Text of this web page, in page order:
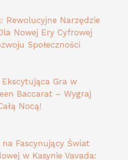
Rewolucyjne Narzędzie
Nowej Ery Cyfrowej
Społeczności
Gra w
Baccarat – Wygraj
Nocą!
na Fascynujący Świat
w Kasynie Vavada: